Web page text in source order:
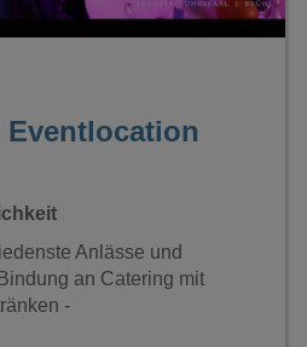
Eventlocation
Anlässe und
an Catering mit
-